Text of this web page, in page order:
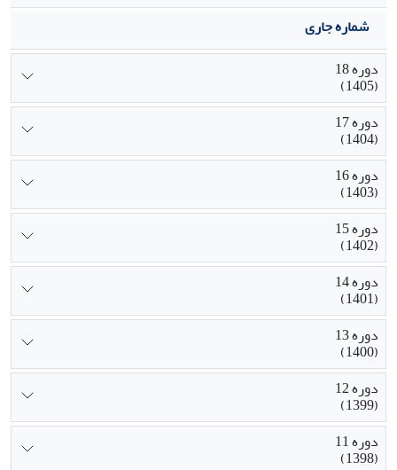
شماره جاری
دوره 18
(1405)
دوره 17
(1404)
دوره 16
(1403)
دوره 15
(1402)
دوره 14
(1401)
دوره 13
(1400)
دوره 12
(1399)
دوره 11
(1398)